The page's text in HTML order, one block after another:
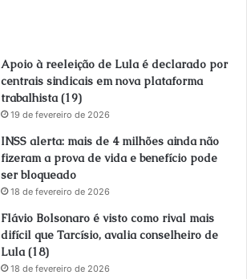
Apoio à reeleição de Lula é declarado por
centrais sindicais em nova plataforma
trabalhista (19)
19 de fevereiro de 2026
INSS alerta: mais de 4 milhões ainda não
fizeram a prova de vida e benefício pode
ser bloqueado
18 de fevereiro de 2026
Flávio Bolsonaro é visto como rival mais
difícil que Tarcísio, avalia conselheiro de
Lula (18)
18 de fevereiro de 2026